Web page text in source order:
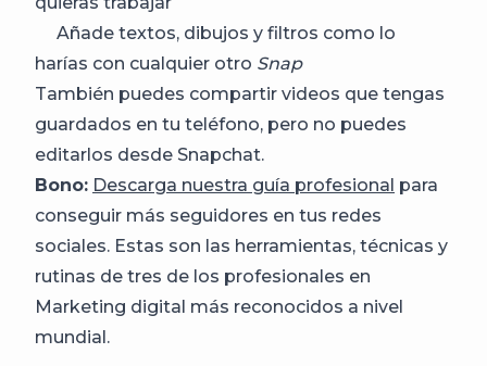
Añade textos, dibujos y filtros como lo
harías con cualquier otro Snap
También puedes compartir videos que tengas
guardados en tu teléfono, pero no puedes
editarlos desde Snapchat.
Bono: Descarga nuestra guía profesional para
conseguir más seguidores en tus redes
sociales. Estas son las herramientas, técnicas y
rutinas de tres de los profesionales en
Marketing digital más reconocidos a nivel
mundial.